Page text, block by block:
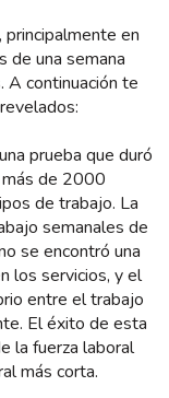
en
de una semana
A continuación te
prueba que duró
de 2000
de trabajo. La
semanales de
se encontró una
los servicios, y el
entre el trabajo
El éxito de esta
la fuerza laboral
más corta.